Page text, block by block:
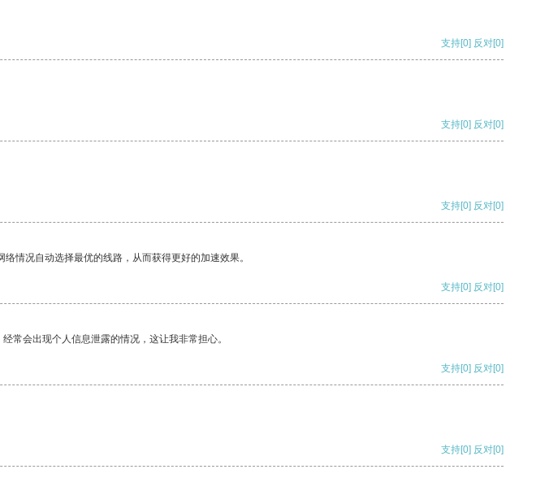
支持[0] 反对[0]
支持[0] 反对[0]
支持[0] 反对[0]
情况自动选择最优的线路，从而获得更好的加速效果。
支持[0] 反对[0]
常会出现个人信息泄露的情况，这让我非常担心。
支持[0] 反对[0]
支持[0] 反对[0]